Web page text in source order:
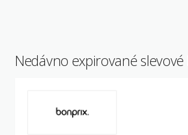
Nedávno expirované